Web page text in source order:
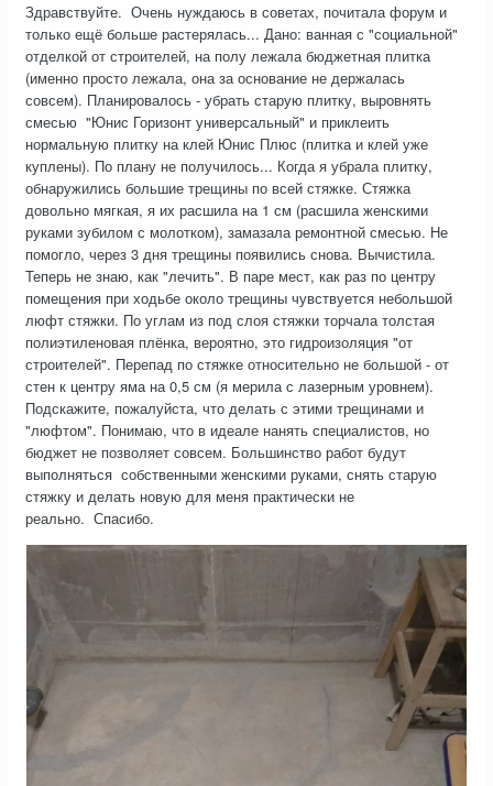
Здравствуйте. Очень нуждаюсь в советах, почитала форум и
только ещё больше растерялась... Дано: ванная с "социальной"
отделкой от строителей, на полу лежала бюджетная плитка
(именно просто лежала, она за основание не держалась
совсем). Планировалось - убрать старую плитку, выровнять
смесью "Юнис Горизонт универсальный" и приклеить
нормальную плитку на клей Юнис Плюс (плитка и клей уже
куплены). По плану не получилось... Когда я убрала плитку,
обнаружились большие трещины по всей стяжке. Стяжка
довольно мягкая, я их расшила на 1 см (расшила женскими
руками зубилом с молотком), замазала ремонтной смесью. Не
помогло, через 3 дня трещины появились снова. Вычистила.
Теперь не знаю, как "лечить". В паре мест, как раз по центру
помещения при ходьбе около трещины чувствуется небольшой
люфт стяжки. По углам из под слоя стяжки торчала толстая
полиэтиленовая плёнка, вероятно, это гидроизоляция "от
строителей". Перепад по стяжке относительно не большой - от
стен к центру яма на 0,5 см (я мерила с лазерным уровнем).
Подскажите, пожалуйста, что делать с этими трещинами и
"люфтом". Понимаю, что в идеале нанять специалистов, но
бюджет не позволяет совсем. Большинство работ будут
выполняться собственными женскими руками, снять старую
стяжку и делать новую для меня практически не
реально. Спасибо.